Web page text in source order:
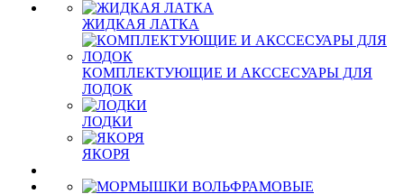
ЖИДКАЯ ЛАТКА
КОМПЛЕКТУЮЩИЕ И АКССЕСУАРЫ ДЛЯ
ЛОДОК
ЛОДКИ
ЯКОРЯ